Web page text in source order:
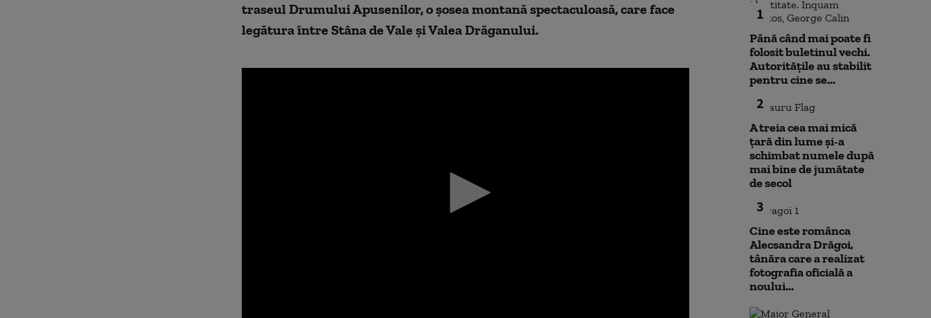
traseul Drumului Apusenilor, o șosea montană spectaculoasă, care face
legătura între Stâna de Vale și Valea Drăganului.
1
Până când mai poate fi
folosit buletinul vechi.
Autoritățile au stabilit
pentru cine se...
2
A treia cea mai mică
țară din lume și-a
schimbat numele după
mai bine de jumătate
de secol
3
Cine este românca
Alecsandra Drăgoi,
tânăra care a realizat
fotografia oficială a
noului...